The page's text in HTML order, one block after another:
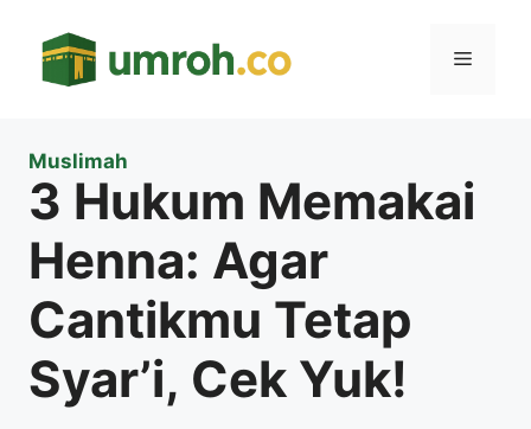
Menu
Muslimah
3 Hukum Memakai
Henna: Agar
Cantikmu Tetap
Syar’i, Cek Yuk!